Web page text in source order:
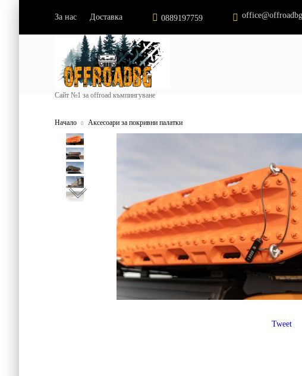
За нас Доставка 0889197759
Сайт №1 за offroad къмпингуване
Начало Аксесоари за покривни палатки
Tweet